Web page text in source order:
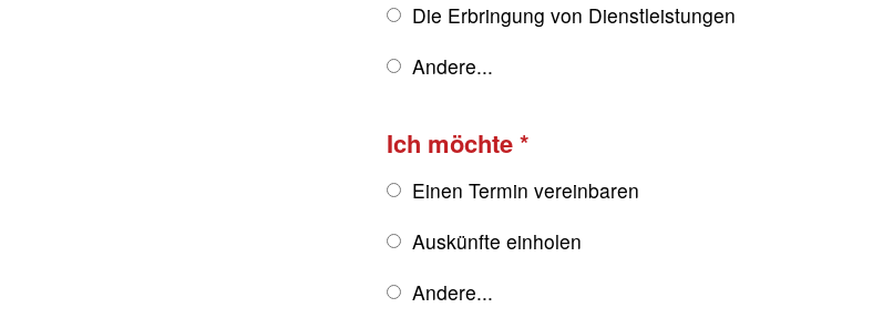
Die Erbringung von Dienstleistungen
Andere...
Ich möchte
Einen Termin vereinbaren
Auskünfte einholen
Andere...